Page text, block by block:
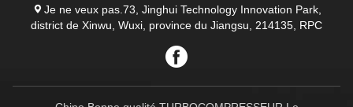
Je ne veux pas.73, Jinghui Technology Innovation Park,
district de Xinwu, Wuxi, province du Jiangsu, 214135, RPC